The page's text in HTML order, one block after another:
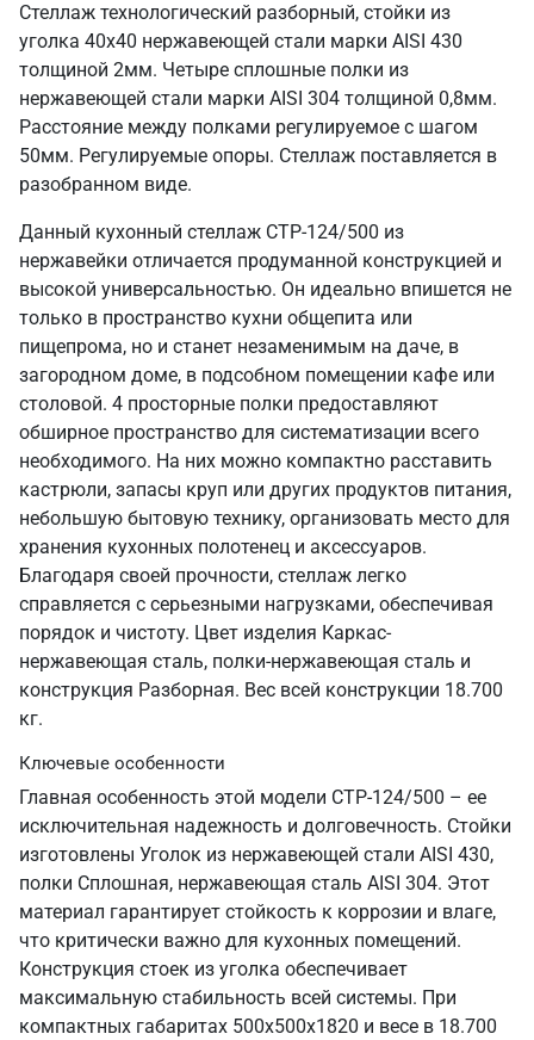
Стеллаж технологический разборный, стойки из
уголка 40х40 нержавеющей стали марки AISI 430
толщиной 2мм. Четыре сплошные полки из
нержавеющей стали марки AISI 304 толщиной 0,8мм.
Расстояние между полками регулируемое с шагом
50мм. Регулируемые опоры. Стеллаж поставляется в
разобранном виде.
Данный кухонный стеллаж СТР-124/500 из
нержавейки отличается продуманной конструкцией и
высокой универсальностью. Он идеально впишется не
только в пространство кухни общепита или
пищепрома, но и станет незаменимым на даче, в
загородном доме, в подсобном помещении кафе или
столовой. 4 просторные полки предоставляют
обширное пространство для систематизации всего
необходимого. На них можно компактно расставить
кастрюли, запасы круп или других продуктов питания,
небольшую бытовую технику, организовать место для
хранения кухонных полотенец и аксессуаров.
Благодаря своей прочности, стеллаж легко
справляется с серьезными нагрузками, обеспечивая
порядок и чистоту. Цвет изделия Каркас-
нержавеющая сталь, полки-нержавеющая сталь и
конструкция Разборная. Вес всей конструкции 18.700
кг.
Ключевые особенности
Главная особенность этой модели СТР-124/500 – ее
исключительная надежность и долговечность. Стойки
изготовлены Уголок из нержавеющей стали AISI 430,
полки Сплошная, нержавеющая сталь AISI 304. Этот
материал гарантирует стойкость к коррозии и влаге,
что критически важно для кухонных помещений.
Конструкция стоек из уголка обеспечивает
максимальную стабильность всей системы. При
компактных габаритах 500х500х1820 и весе в 18.700